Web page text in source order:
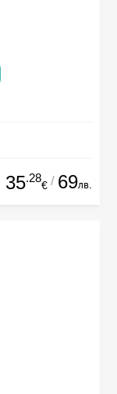
35.28
€ / 69лв.